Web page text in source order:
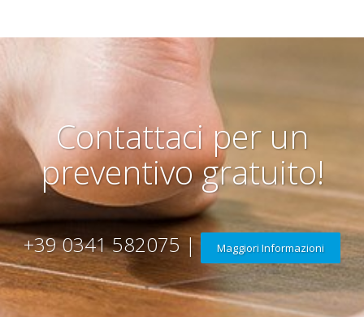
Contattaci per un
preventivo gratuito!
+39 0341 582075 | Maggiori Informazioni